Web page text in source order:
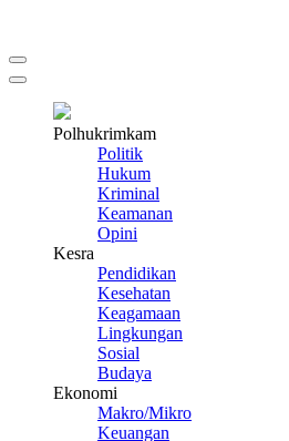
Polhukrimkam
Politik
Hukum
Kriminal
Keamanan
Opini
Kesra
Pendidikan
Kesehatan
Keagamaan
Lingkungan
Sosial
Budaya
Ekonomi
Makro/Mikro
Keuangan